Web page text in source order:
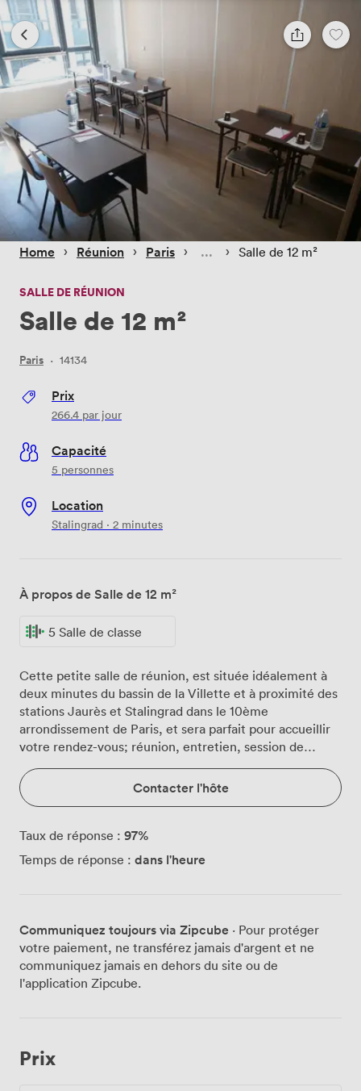
Home › Réunion › Paris › › Salle de 12 m²
SALLE DE RÉUNION
Salle de 12 m²
Paris · 14134
Prix
266.4 par jour
Capacité
5 personnes
Location
Stalingrad · 2 minutes
À propos de Salle de 12 m²
5 Salle de classe
Cette petite salle de réunion, est située idéalement à
deux minutes du bassin de la Villette et à proximité des
stations Jaurès et Stalingrad dans le 10ème
arrondissement de Paris, et sera parfait pour accueillir
votre rendez-vous; réunion, entretien, session de
travail, négociation, ...
Contacter l'hôte
Taux de réponse : 97%
Temps de réponse : dans l'heure
Communiquez toujours via Zipcube · Pour protéger
votre paiement, ne transférez jamais d'argent et ne
communiquez jamais en dehors du site ou de
l'application Zipcube.
Prix